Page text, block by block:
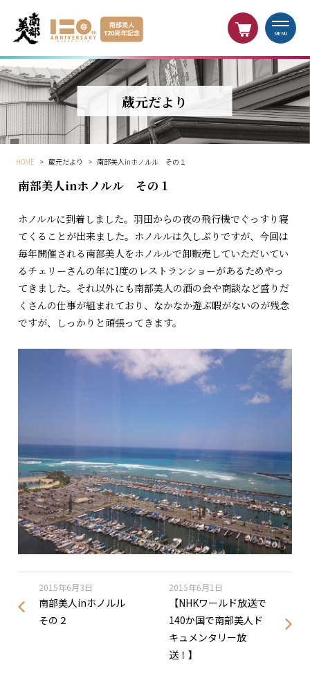
MENU
蔵元だより
HOME > 蔵元だより > 南部美人inホノルル その１
南部美人inホノルル その１
ホノルルに到着しました。羽田からの夜の飛行機でぐっすり寝
てくることが出来ました。ホノルルは久しぶりですが、今回は
毎年開催される南部美人をホノルルで卸販売していただいてい
るチェリーさんの年に1度のレストランショーがあるためやっ
てきました。それ以外にも南部美人の酒の会や商談など盛りだ
くさんの仕事が組まれており、なかなか遊ぶ暇がないのが残念
ですが、しっかりと頑張ってきます。
2015年6月3日
南部美人inホノルル
その２
2015年6月1日
【NHKワールド放送で
140か国で南部美人ド
キュメンタリー放
送！】